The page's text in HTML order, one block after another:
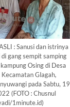
: Sanusi dan istrinya
gang sempit samping
Osing di Desa
Glagah,
pada Sabtu, 19
(FOTO : Chusnul
1minute.id)